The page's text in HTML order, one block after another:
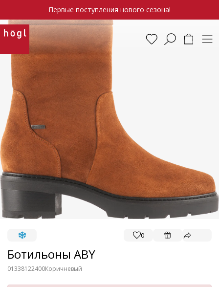
Первые поступления нового сезона!
0
Ботильоны ABY
01338122400Коричневый